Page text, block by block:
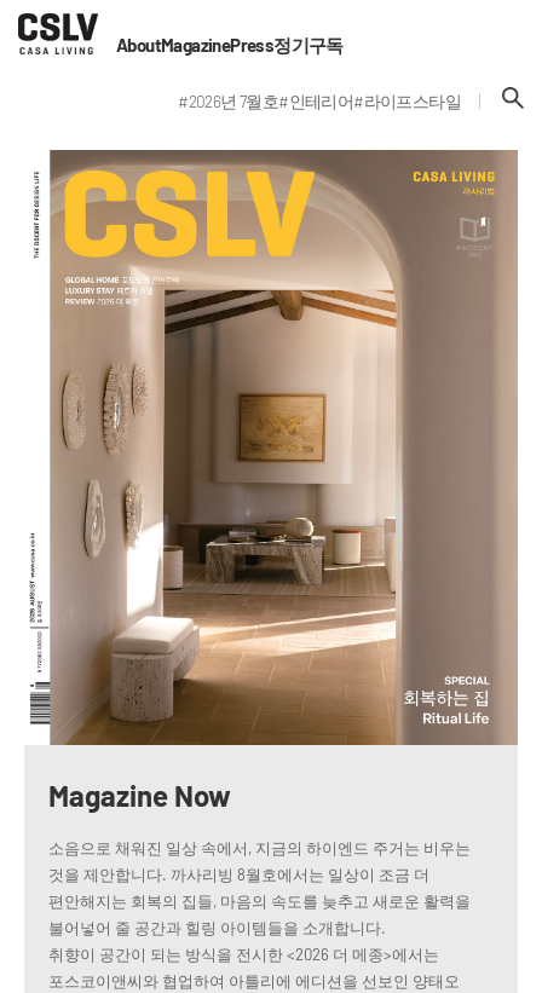
AboutMagazinePress정기구독
#2026년 7월호#인테리어#라이프스타일
Magazine Now
소음으로 채워진 일상 속에서, 지금의 하이엔드 주거는 비우는
것을 제안합니다. 까사리빙 8월호에서는 일상이 조금 더
편안해지는 회복의 집들, 마음의 속도를 늦추고 새로운 활력을
불어넣어 줄 공간과 힐링 아이템들을 소개합니다.
취향이 공간이 되는 방식을 전시한 <2026 더 메종>에서는
포스코이앤씨와 협업하여 아틀리에 에디션을 선보인 양태오